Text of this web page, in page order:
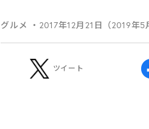
グルメ ・2017年12月21日（2019年5
ツイート